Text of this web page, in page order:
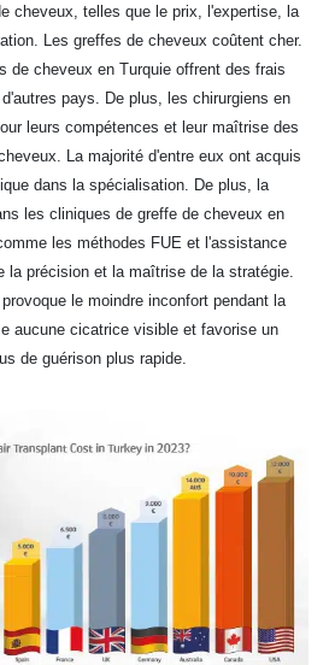
cheveux, telles que le prix, l'expertise, la
Les greffes de cheveux coûtent cher.
de cheveux en Turquie offrent des frais
pays. De plus, les chirurgiens en
leurs compétences et leur maîtrise des
La majorité d'entre eux ont acquis
dans la spécialisation. De plus, la
les cliniques de greffe de cheveux en
les méthodes FUE et l'assistance
la précision et la maîtrise de la stratégie.
provoque le moindre inconfort pendant la
aucune cicatrice visible et favorise un
de guérison plus rapide.